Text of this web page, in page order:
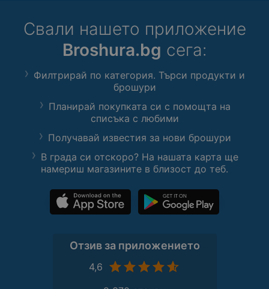
Свали нашето приложение
Broshura.bg сега:
Филтрирай по категория. Търси продукти и
брошури
Планирай покупката си с помощта на
списъка с любими
Получавай известия за нови брошури
В града си отскоро? На нашата карта ще
намериш магазините в близост до теб.
Отзив за приложението
4,6